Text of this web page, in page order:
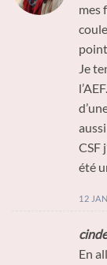
mes
Je
CSF
été
12
En